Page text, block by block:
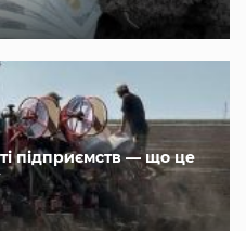
підприємств — що це